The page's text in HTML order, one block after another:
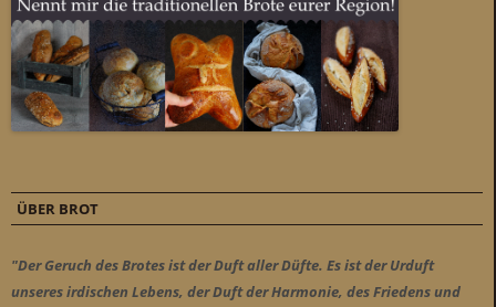
ÜBER BROT
"Der Geruch des Brotes ist der Duft aller Düfte. Es ist der Urduft
unseres irdischen Lebens, der Duft der Harmonie, des Friedens und